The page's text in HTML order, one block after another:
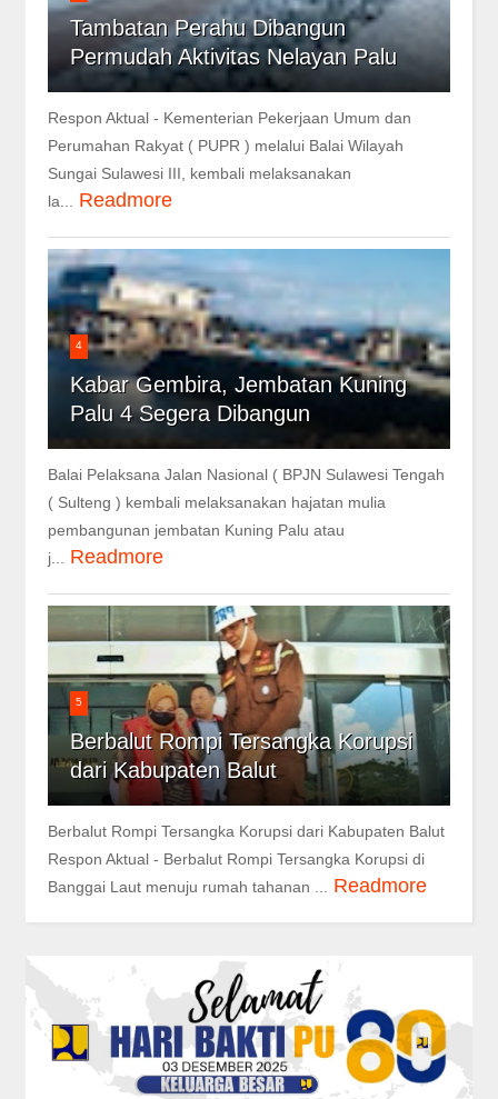
Tambatan Perahu Dibangun
Permudah Aktivitas Nelayan Palu
Respon Aktual - Kementerian Pekerjaan Umum dan
Perumahan Rakyat ( PUPR ) melalui Balai Wilayah
Sungai Sulawesi III, kembali melaksanakan
la...
Readmore
4
Kabar Gembira, Jembatan Kuning
Palu 4 Segera Dibangun
Balai Pelaksana Jalan Nasional ( BPJN Sulawesi Tengah
( Sulteng ) kembali melaksanakan hajatan mulia
pembangunan jembatan Kuning Palu atau
j...
Readmore
5
Berbalut Rompi Tersangka Korupsi
dari Kabupaten Balut
Berbalut Rompi Tersangka Korupsi dari Kabupaten Balut
Respon Aktual - Berbalut Rompi Tersangka Korupsi di
Banggai Laut menuju rumah tahanan ...
Readmore